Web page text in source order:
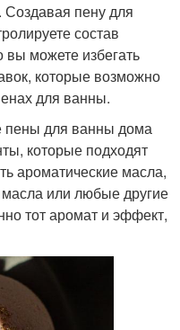
Создавая пену для
состав
вы можете избегать
которые возможно
для ванны.
пены для ванны дома
которые подходят
ароматические масла,
или любые другие
тот аромат и эффект,